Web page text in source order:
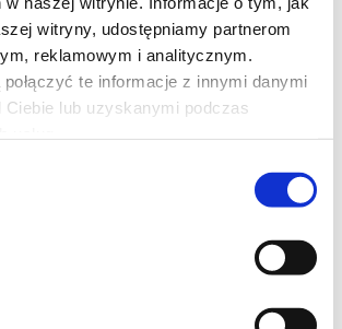
witryny, udostępniamy partnerom
reklamowym i analitycznym.
te informacje z innymi danymi
Ciebie lub uzyskanymi podczas
/ TEATRO AL VACÍO /
2026
inny? Dlaczego? Skąd mogę to wiedzieć? Czy
sami? A może wszyscy jesteśmy różni?
być do siebie podobni lub od siebie odmienni?
na teatrze ciała oraz dramaturgii obrazów
w którym akceptacja jest kluczowa dla